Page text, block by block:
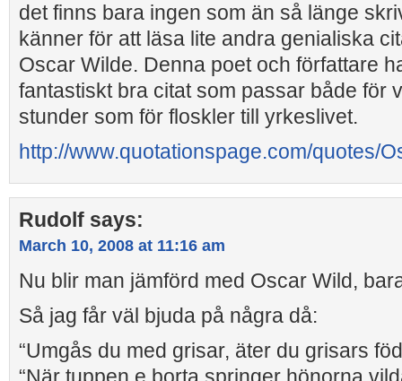
det finns bara ingen som än så länge
känner för att läsa lite andra genialiska
Oscar Wilde. Denna poet och författare
fantastiskt bra citat som passar både för
stunder som för floskler till yrkeslivet.
http://www.quotationspage.com/quotes/
Rudolf says:
March 10, 2008 at 11:16 am
Nu blir man jämförd med Oscar Wild,
Så jag får väl bjuda på några då:
“Umgås du med grisar, äter du grisars